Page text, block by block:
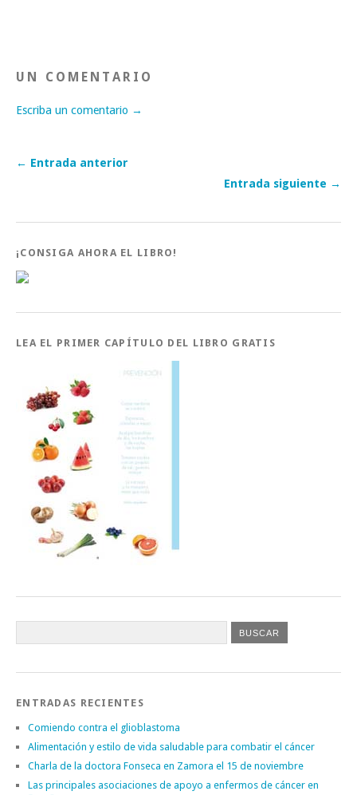
UN COMENTARIO
Escriba un comentario →
← Entrada anterior
Entrada siguiente →
¡CONSIGA AHORA EL LIBRO!
LEA EL PRIMER CAPÍTULO DEL LIBRO GRATIS
ENTRADAS RECIENTES
Comiendo contra el glioblastoma
Alimentación y estilo de vida saludable para combatir el cáncer
Charla de la doctora Fonseca en Zamora el 15 de noviembre
Las principales asociaciones de apoyo a enfermos de cáncer en